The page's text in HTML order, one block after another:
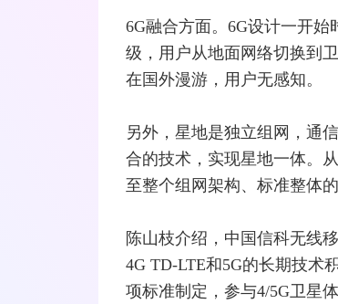
6G融合方面。6G设计一开
级，用户从地面网络切换到卫
在国外漫游，用户无感知。
另外，星地是独立组网，通
合的技术，实现星地一体。
至整个组网架构、标准整体的
陈山枝介绍，中国信科无线
4G TD-LTE和5G的长期技术
项标准制定，参与4/5G卫星